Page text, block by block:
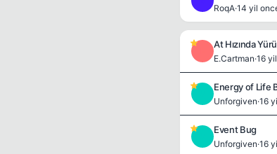
RoqA·14 yil
At Hızında
E.Cartman·16
Energy of Life
Unforgiven·16
Event Bug
Unforgiven·16